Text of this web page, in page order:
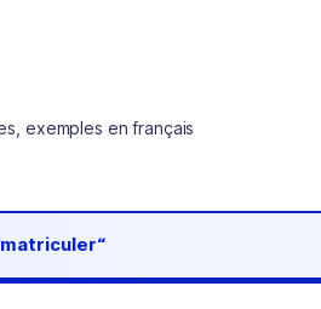
exemples en français